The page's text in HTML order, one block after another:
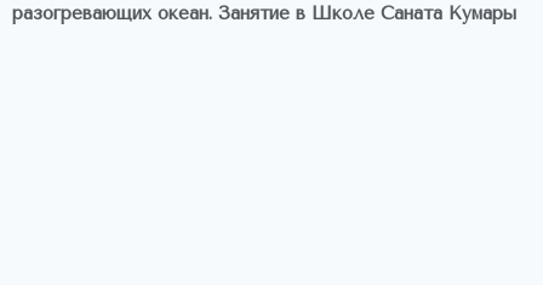
разогревающих океан. Занятие в Школе Саната Кумары